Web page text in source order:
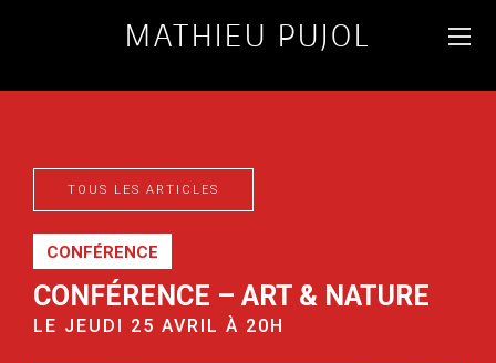
MATHIEU PUJOL
TOUS LES ARTICLES
CONFÉRENCE
CONFÉRENCE – ART & NATURE
LE JEUDI 25 AVRIL À 20H